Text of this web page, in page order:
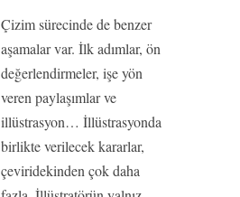
Çizim sürecinde de benzer
aşamalar var. İlk adımlar, ön
değerlendirmeler, işe yön
veren paylaşımlar ve
illüstrasyon… İllüstrasyonda
birlikte verilecek kararlar,
çeviridekinden çok daha